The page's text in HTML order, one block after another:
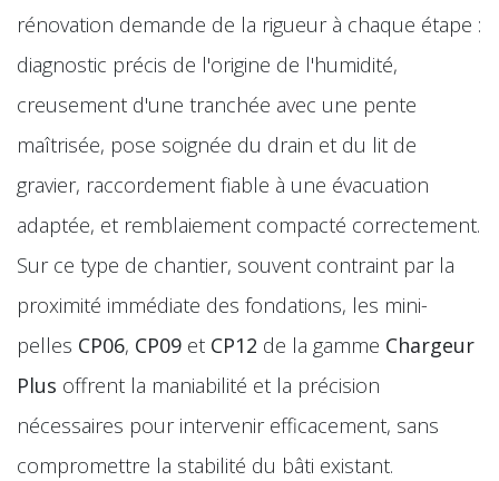
rénovation demande de la rigueur à chaque étape :
diagnostic précis de l'origine de l'humidité,
creusement d'une tranchée avec une pente
maîtrisée, pose soignée du drain et du lit de
gravier, raccordement fiable à une évacuation
adaptée, et remblaiement compacté correctement.
Sur ce type de chantier, souvent contraint par la
proximité immédiate des fondations, les mini-
pelles CP06, CP09 et CP12 de la gamme Chargeur
Plus offrent la maniabilité et la précision
nécessaires pour intervenir efficacement, sans
compromettre la stabilité du bâti existant.